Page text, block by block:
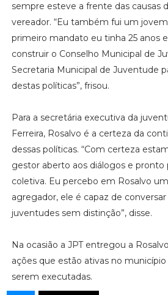
sempre esteve a frente das causas
vereador. “Eu também fui um
primeiro mandato eu tinha 25 anos
construir o Conselho Municipal de
Secretaria Municipal de Juventude
destas políticas”, frisou.
Para a secretária executiva da
Ferreira, Rosalvo é a certeza da
dessas políticas. “Com certeza
gestor aberto aos diálogos e pronto
coletiva. Eu percebo em Rosalvo
agregador, ele é capaz de
juventudes sem distinção”, disse.
Na ocasião a JPT entregou a
ações que estão ativas no
serem executadas.